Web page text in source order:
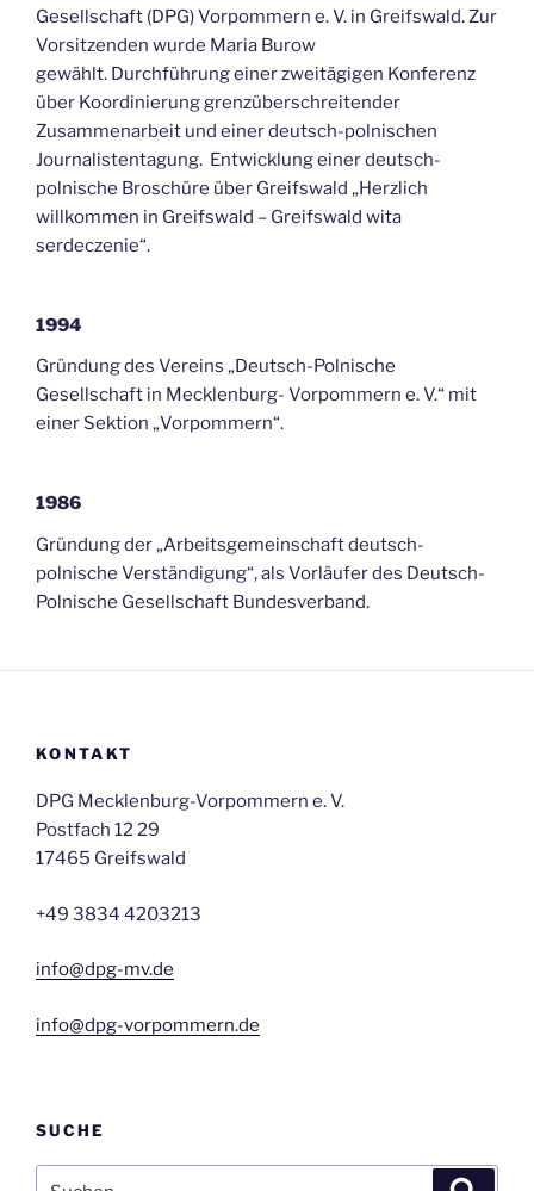
Gesellschaft (DPG) Vorpommern e. V. in Greifswald. Zur
Vorsitzenden wurde Maria Burow
gewählt. Durchführung einer zweitägigen Konferenz
über Koordinierung grenzüberschreitender
Zusammenarbeit und einer deutsch-polnischen
Journalistentagung. Entwicklung einer deutsch-
polnische Broschüre über Greifswald „Herzlich
willkommen in Greifswald – Greifswald wita
serdeczenie“.
1994
Gründung des Vereins „Deutsch-Polnische
Gesellschaft in Mecklenburg- Vorpommern e. V.“ mit
einer Sektion „Vorpommern“.
1986
Gründung der „Arbeitsgemeinschaft deutsch-
polnische Verständigung“, als Vorläufer des Deutsch-
Polnische Gesellschaft Bundesverband.
KONTAKT
DPG Mecklenburg-Vorpommern e. V.
Postfach 12 29
17465 Greifswald
+49 3834 4203213
info@dpg-mv.de
info@dpg-vorpommern.de
SUCHE